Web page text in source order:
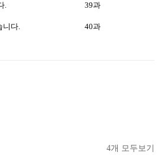
. 39과
니다. 40과
4개 모두보기